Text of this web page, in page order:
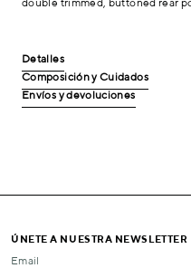
Detalles
Composición y Cuidados
Envíos y devoluciones
ÚNETE A NUESTRA NEWSLETTER
Email